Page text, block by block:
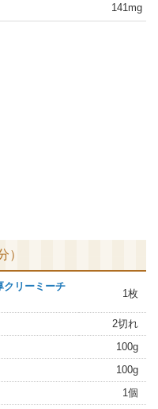
141mg
）
クリーミーチ
1枚
2切れ
100g
100g
1個